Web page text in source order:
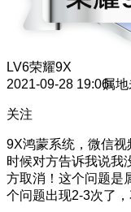
LV6荣耀9X
2021-09-28 19:06属地
关注
9X鸿蒙系统，微信
时候对方告诉我说我
方取消！这个问题是
个问题出现2-3次了